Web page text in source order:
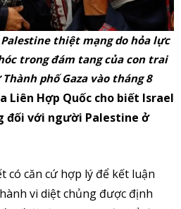
thiệt mạng do hỏa lực
trong đám tang của con trai
phố Gaza vào tháng 8
Liên Hợp Quốc cho biết Israel
đối với người Palestine ở
có căn cứ hợp lý để kết luận
vi diệt chủng được định